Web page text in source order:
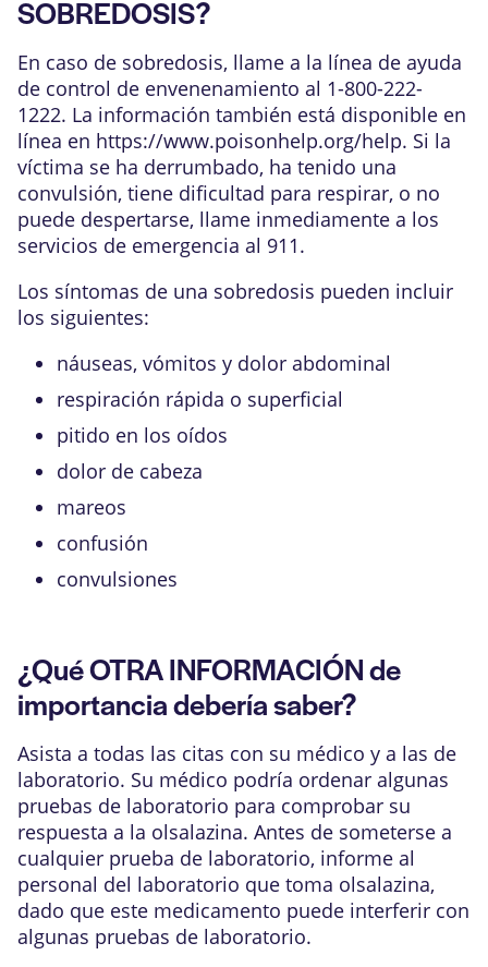
SOBREDOSIS?
En caso de sobredosis, llame a la línea de ayuda
de control de envenenamiento al 1-800-222-
1222. La información también está disponible en
línea en https://www.poisonhelp.org/help. Si la
víctima se ha derrumbado, ha tenido una
convulsión, tiene dificultad para respirar, o no
puede despertarse, llame inmediamente a los
servicios de emergencia al 911.
Los síntomas de una sobredosis pueden incluir
los siguientes:
náuseas, vómitos y dolor abdominal
respiración rápida o superficial
pitido en los oídos
dolor de cabeza
mareos
confusión
convulsiones
¿Qué OTRA INFORMACIÓN de
importancia debería saber?
Asista a todas las citas con su médico y a las de
laboratorio. Su médico podría ordenar algunas
pruebas de laboratorio para comprobar su
respuesta a la olsalazina. Antes de someterse a
cualquier prueba de laboratorio, informe al
personal del laboratorio que toma olsalazina,
dado que este medicamento puede interferir con
algunas pruebas de laboratorio.